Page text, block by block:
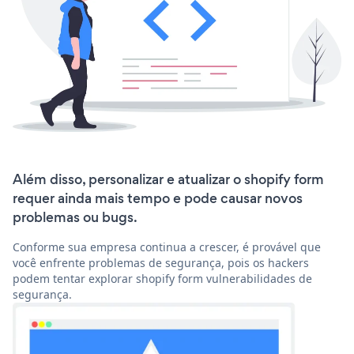
Além disso, personalizar e atualizar o shopify form
requer ainda mais tempo e pode causar novos
problemas ou bugs.
Conforme sua empresa continua a crescer, é provável que
você enfrente problemas de segurança, pois os hackers
podem tentar explorar shopify form vulnerabilidades de
segurança.